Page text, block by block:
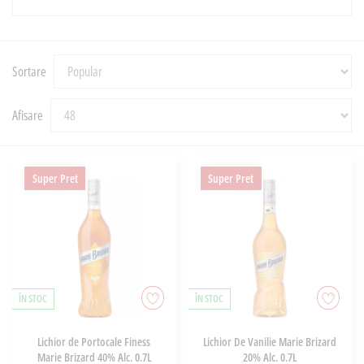
Sortare
Afisare
Super Pret
ÎN STOC
Lichior de Portocale Finess
Marie Brizard 40% Alc. 0.7L
Super Pret
ÎN STOC
Lichior De Vanilie Marie Brizard
20% Alc. 0.7L